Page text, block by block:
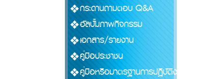
กระดานถามตอบ Q&A
อัลบั้มภาพกิจกรรม
เอกสาร/รายงาน
คู่มือประชาชน
คู่มือหรือมาตรฐานการปฏิบัติงาน